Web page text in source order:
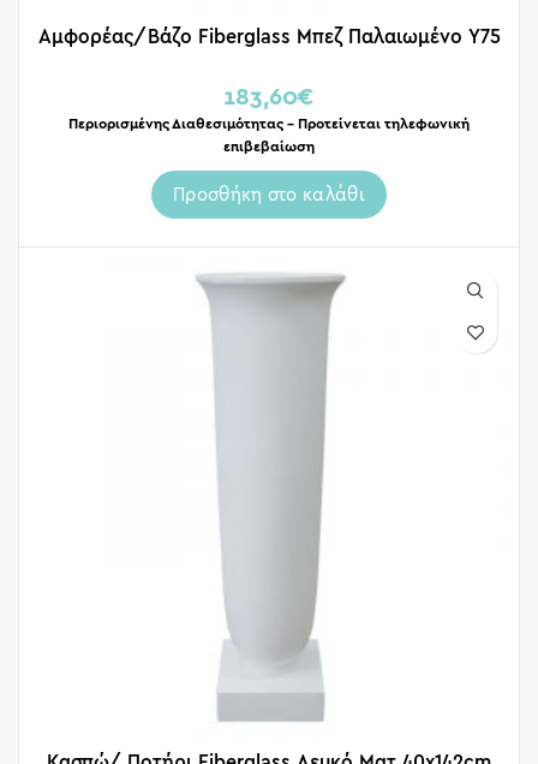
Αμφορέας/Βάζο Fiberglass Μπεζ Παλαιωμένο Y75
183,60€
Περιορισμένης Διαθεσιμότητας – Προτείνεται τηλεφωνική
επιβεβαίωση
Προσθήκη στο καλάθι